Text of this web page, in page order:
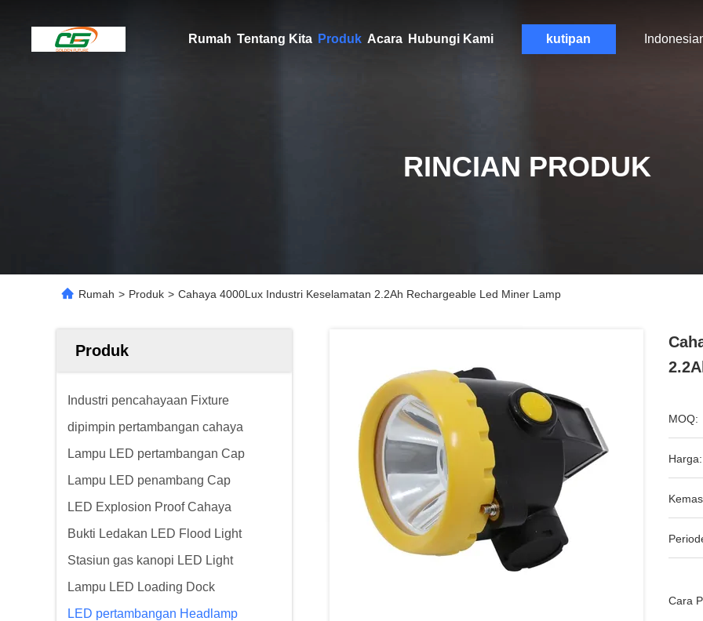
Rumah Tentang Kita Produk Acara Hubungi Kami kutipan
RINCIAN PRODUK
Rumah > Produk > Cahaya 4000Lux Industri Keselamatan 2.2Ah Rechargeable Led Miner Lamp
Produk
Industri pencahayaan Fixture
dipimpin pertambangan cahaya
Lampu LED pertambangan Cap
Lampu LED penambang Cap
LED Explosion Proof Cahaya
Bukti Ledakan LED Flood Light
Stasiun gas kanopi LED Light
Lampu LED Loading Dock
LED pertambangan Headlamp
MOQ:
Harga:
Cara